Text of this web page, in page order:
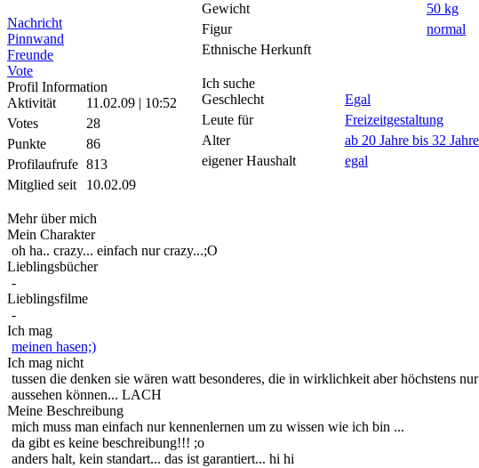
Nachricht
Pinnwand
Freunde
Vote
Profil Information
Aktivität
11.02.09 | 10:52
Votes
28
Punkte
86
Profilaufrufe 813
Mitglied seit
10.02.09
Gewicht
50 kg
Figur
normal
Ethnische Herkunft
Ich suche
Geschlecht
Egal
Leute für
Freizeitgestaltung
Alter
ab 20 Jahre bis 32 Jahre
eigener Haushalt
egal
Mehr über mich
Mein Charakter
oh ha.. crazy... einfach nur crazy...;O
Lieblingsbücher
-
Lieblingsfilme
-
Ich mag
meinen hasen;)
Ich mag nicht
tussen die denken sie wären watt besonderes, die in wirklichkeit aber höchstens
aussehen können... LACH
Meine Beschreibung
mich muss man einfach nur kennenlernen um zu wissen wie ich bin ...
da gibt es keine beschreibung!!! ;o
anders halt, kein standart... das ist garantiert... hi hi